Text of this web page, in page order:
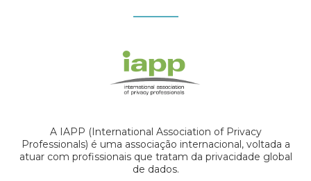
A IAPP (International Association of Privacy
Professionals) é uma associação internacional, voltada a
atuar com profissionais que tratam da privacidade global
de dados.